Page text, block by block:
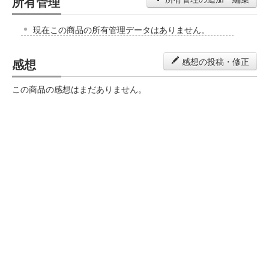
現在この商品の所有管理データはありません。
感想 感想の投稿・修正
この商品の感想はまだありません。